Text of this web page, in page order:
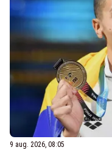
9 aug. 2026, 08:05